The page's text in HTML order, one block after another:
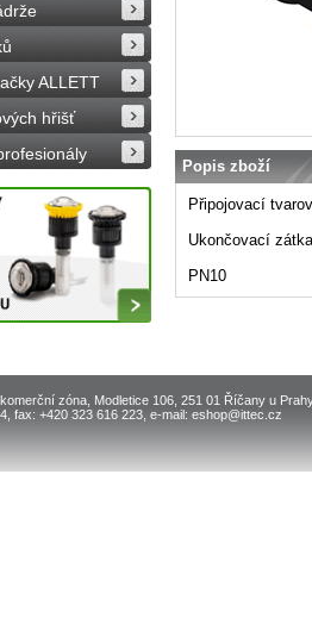
ALLETT
hřišť
Popis zboží
Připojovací
Ukončovací
PN10
komerční zóna, Modletice 106, 251 01 Říčany u
fax: +420 323 616 223, e-mail: eshop@ittec.cz